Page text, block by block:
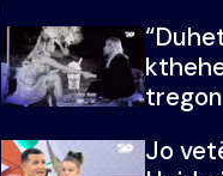
Doja
Jo